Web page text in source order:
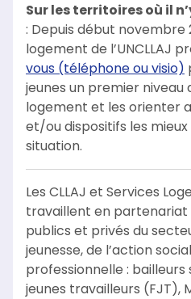
Sur les territoires où il
: Depuis début
logement de l’UNCLLAJ
vous (téléphone ou visio)
jeunes un premier niveau
logement et les orienter
et/ou dispositifs les
situation.
Les CLLAJ et Services
travaillent en partenariat
publics et privés du
jeunesse, de l’action
professionnelle : bailleurs
jeunes travailleurs (FJT),